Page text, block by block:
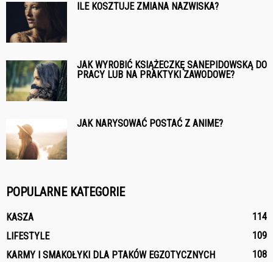
ILE KOSZTUJE ZMIANA NAZWISKA?
JAK WYROBIĆ KSIĄŻECZKĘ SANEPIDOWSKĄ DO
PRACY LUB NA PRAKTYKI ZAWODOWE?
JAK NARYSOWAĆ POSTAĆ Z ANIME?
POPULARNE KATEGORIE
KASZA
114
LIFESTYLE
109
KARMY I SMAKOŁYKI DLA PTAKÓW EGZOTYCZNYCH
108